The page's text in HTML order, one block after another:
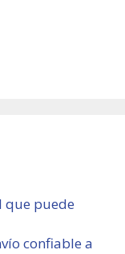
que puede
confiable a